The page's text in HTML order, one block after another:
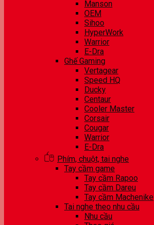
Manson
OEM
Sihoo
HyperWork
Warrior
E-Dra
Ghế Gaming
Vertagear
Speed HQ
Ducky
Centaur
Cooler Master
Corsair
Cougar
Warrior
E-Dra
Phím, chuột, tai nghe
Tay cầm game
Tay cầm Rapoo
Tay cầm Dareu
Tay cầm Machenike
Tai nghe theo nhu cầu
Nhu cầu